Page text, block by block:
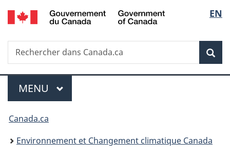
Passer
au
principal
Passer
à
Au
du
Passer
à
version
simplifiée
de
la
EN
Recherche
Rechercher
dans
Menu
MENU PRINCIPAL
Vous
êtes
Canada.ca
Environnement et Changement climatique Canada